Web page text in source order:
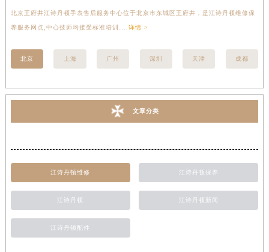
北京王府井江诗丹顿手表售后服务中心位于北京市东城区王府井，是江诗丹顿维修保
养服务网点,中心技师均接受标准培训.... 详情 >
北京 上海 广州 深圳 天津 成都
文章分类
江诗丹顿维修 江诗丹顿保养
江诗丹顿 江诗丹顿新闻
江诗丹顿配件